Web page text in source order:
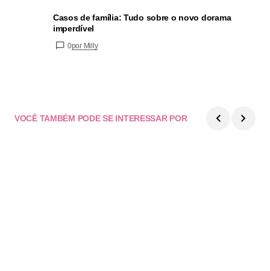
Casos de família: Tudo sobre o novo dorama
imperdível
0por Milly
VOCÊ TAMBÉM PODE SE INTERESSAR POR